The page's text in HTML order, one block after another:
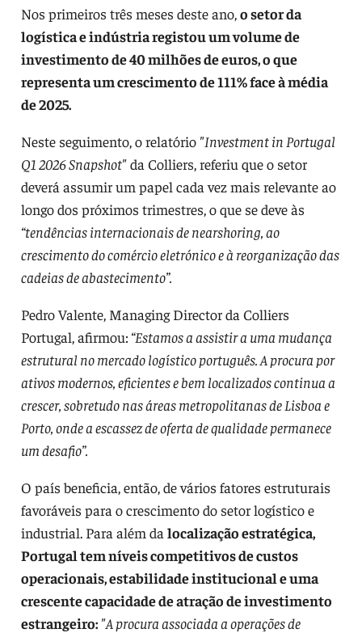
Nos primeiros três meses deste ano,o setor da
logística e indústria registou um volume de
investimento de 40 milhões de euros, o que
representa um crescimento de 111% face à média
de 2025.
Neste seguimento, o relatório "Investment in Portugal
Q1 2026 Snapshot"da Colliers, referiu que o setor
deverá assumir um papel cada vez mais relevante ao
longo dos próximos trimestres, o que se deve às
“tendências internacionais de nearshoring, ao
crescimento do comércio eletrónico e à reorganização das
cadeias de abastecimento”.
Pedro Valente, Managing Director da Colliers
Portugal, afirmou: “Estamos a assistir a uma mudança
estrutural no mercado logístico português. A procura por
ativos modernos, eficientes e bem localizados continua a
crescer, sobretudo nas áreas metropolitanas de Lisboa e
Porto, onde a escassez de oferta de qualidade permanece
um desafio”.
O país beneficia, então, de vários fatores estruturais
favoráveis para o crescimento do setor logístico e
industrial. Para além da localização estratégica,
Portugal tem níveis competitivos de custos
operacionais, estabilidade institucional e uma
crescente capacidade de atração de investimento
estrangeiro: "A procura associada a operações de